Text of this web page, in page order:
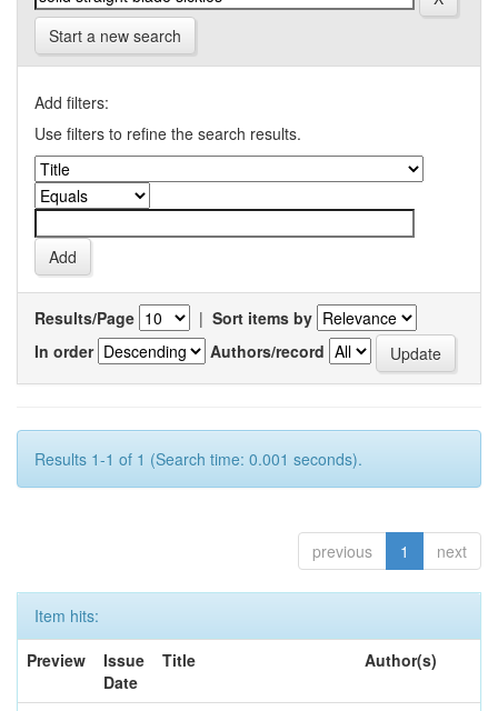
Start a new search
Add filters:
Use filters to refine the search results.
Results/Page | Sort items by
In order
Authors/record
Results 1-1 of 1 (Search time: 0.001 seconds).
previous 1 next
Item hits:
Preview
Issue
Date
Title Author(s)